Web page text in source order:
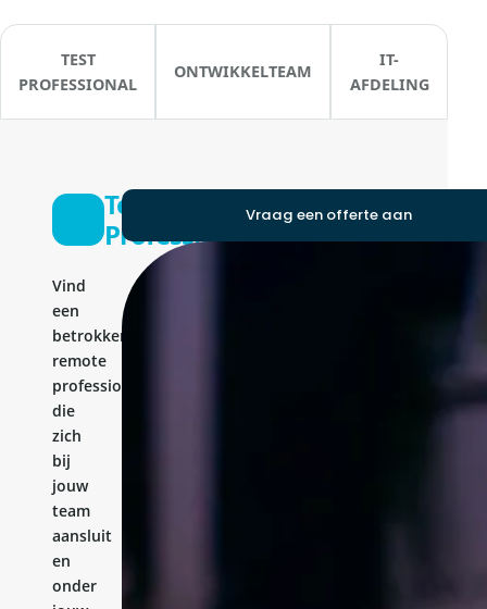
TEST
PROFESSIONAL
ONTWIKKELTEAM
IT-
AFDELING
Test
Professional
Vind
een
betrokken
remote
professional
die
zich
bij
jouw
team
aansluit
en
onder
Vraag een offerte aan